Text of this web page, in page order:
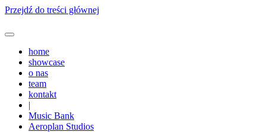
Przejdź do treści głównej
home
showcase
o nas
team
kontakt
|
Music Bank
Aeroplan Studios